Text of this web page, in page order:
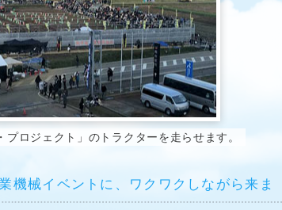
プロジェクト」のトラクターを走らせます。
機械イベントに、ワクワクしながら来ま